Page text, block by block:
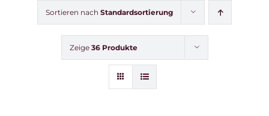
Sortieren nach Standardsortierung
Zeige 36 Produkte